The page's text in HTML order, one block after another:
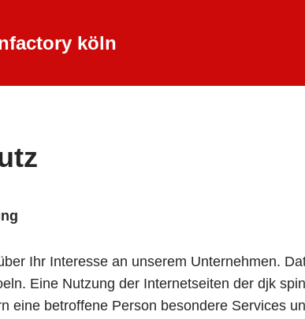
köln
Ihr Interesse an unserem Unternehmen.
Eine Nutzung der Internetseiten der djk
eine betroffene Person besondere Services